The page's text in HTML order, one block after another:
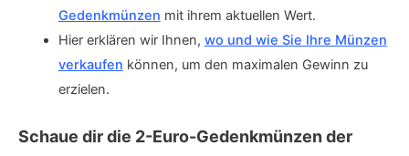
Gedenkmünzen mit ihrem aktuellen Wert.
Hier erklären wir Ihnen, wo und wie Sie Ihre Münzen
verkaufen können, um den maximalen Gewinn zu
erzielen.
Schaue dir die 2-Euro-Gedenkmünzen der